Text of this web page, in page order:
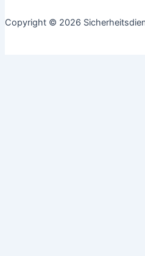
Copyright © 2026